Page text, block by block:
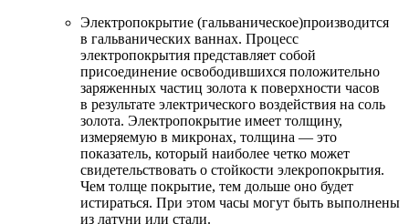
Электропокрытие (гальваническое)производится
в гальванических ваннах. Процесс
электропокрытия представляет собой
присоединение освободившихся положительно
заряженных частиц золота к поверхности часов
в результате электрического воздействия на соль
золота. Электропокрытие имеет толщину,
измеряемую в микронах, толщина — это
показатель, который наиболее четко может
свидетельствовать о стойкости элекропокрытия.
Чем толще покрытие, тем дольше оно будет
истираться. При этом часы могут быть выполнены
из латуни или стали.